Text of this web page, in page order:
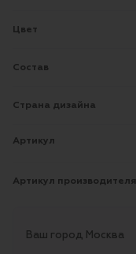
Цвет
Состав
Страна дизайна
Артикул
Артикул производителя
Ваш город Москва